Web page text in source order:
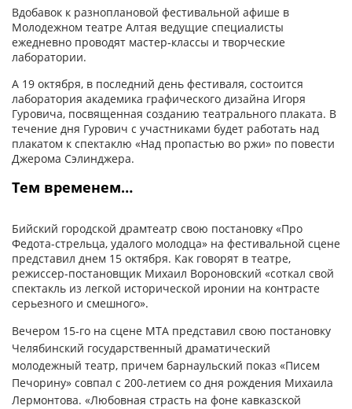
Вдобавок к разноплановой фестивальной афише в
Молодежном театре Алтая ведущие специалисты
ежедневно проводят мастер-классы и творческие
лаборатории.
А 19 октября, в последний день фестиваля, состоится
лаборатория академика графического дизайна Игоря
Гуровича, посвященная созданию театрального плаката. В
течение дня Гурович с участниками будет работать над
плакатом к спектаклю «Над пропастью во ржи» по повести
Джерома Сэлинджера.
Тем временем…
Бийский городской драмтеатр свою постановку «Про
Федота-стрельца, удалого молодца» на фестивальной сцене
представил днем 15 октября. Как говорят в театре,
режиссер-постановщик Михаил Вороновский «соткал свой
спектакль из легкой исторической иронии на контрасте
серьезного и смешного».
Вечером 15-го на сцене МТА представил свою постановку
Челябинский государственный драматический
молодежный театр, причем барнаульский показ «Писем
Печорину» совпал с 200-летием со дня рождения Михаила
Лермонтова. «Любовная страсть на фоне кавказской